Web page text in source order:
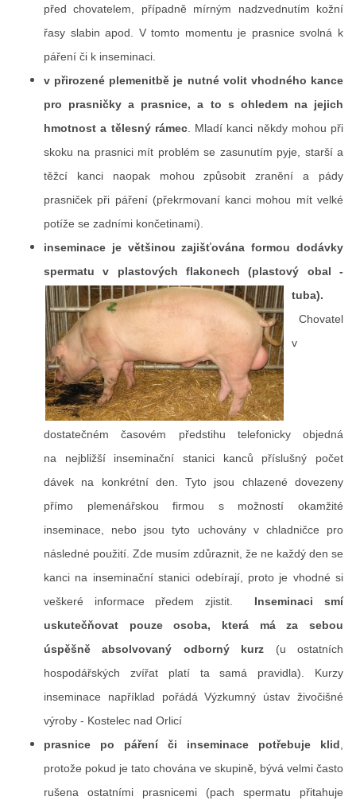
před chovatelem, případně mírným nadzvednutím kožní
řasy slabin apod. V tomto momentu je prasnice svolná k
páření či k inseminaci.
v přirozené plemenitbě je nutné volit vhodného kance
pro prasničky a prasnice, a to s ohledem na jejich
hmotnost a tělesný rámec. Mladí kanci někdy mohou při
skoku na prasnici mít problém se zasunutím pyje, starší a
těžcí kanci naopak mohou způsobit zranění a pády
prasniček při páření (překrmovaní kanci mohou mít velké
potíže se zadními končetinami).
inseminace je většinou zajišťována formou dodávky
spermatu v plastových flakonech (plastový obal -
tuba).
Chovatel
v
dostatečném časovém předstihu telefonicky objedná
na nejbližší inseminační stanici kanců příslušný počet
dávek na konkrétní den. Tyto jsou chlazené dovezeny
přímo plemenářskou firmou s možností okamžité
inseminace, nebo jsou tyto uchovány v chladničce pro
následné použití. Zde musím zdůraznit, že ne každý den se
kanci na inseminační stanici odebírají, proto je vhodné si
veškeré informace předem zjistit. Inseminaci smí
uskutečňovat pouze osoba, která má za sebou
úspěšně absolvovaný odborný kurz (u ostatních
hospodářských zvířat platí ta samá pravidla). Kurzy
inseminace například pořádá Výzkumný ústav živočišné
výroby - Kostelec nad Orlicí
prasnice po páření či inseminace potřebuje klid
protože pokud je tato chována ve skupině, bývá velmi často
rušena ostatními prasnicemi (pach spermatu přitahuje